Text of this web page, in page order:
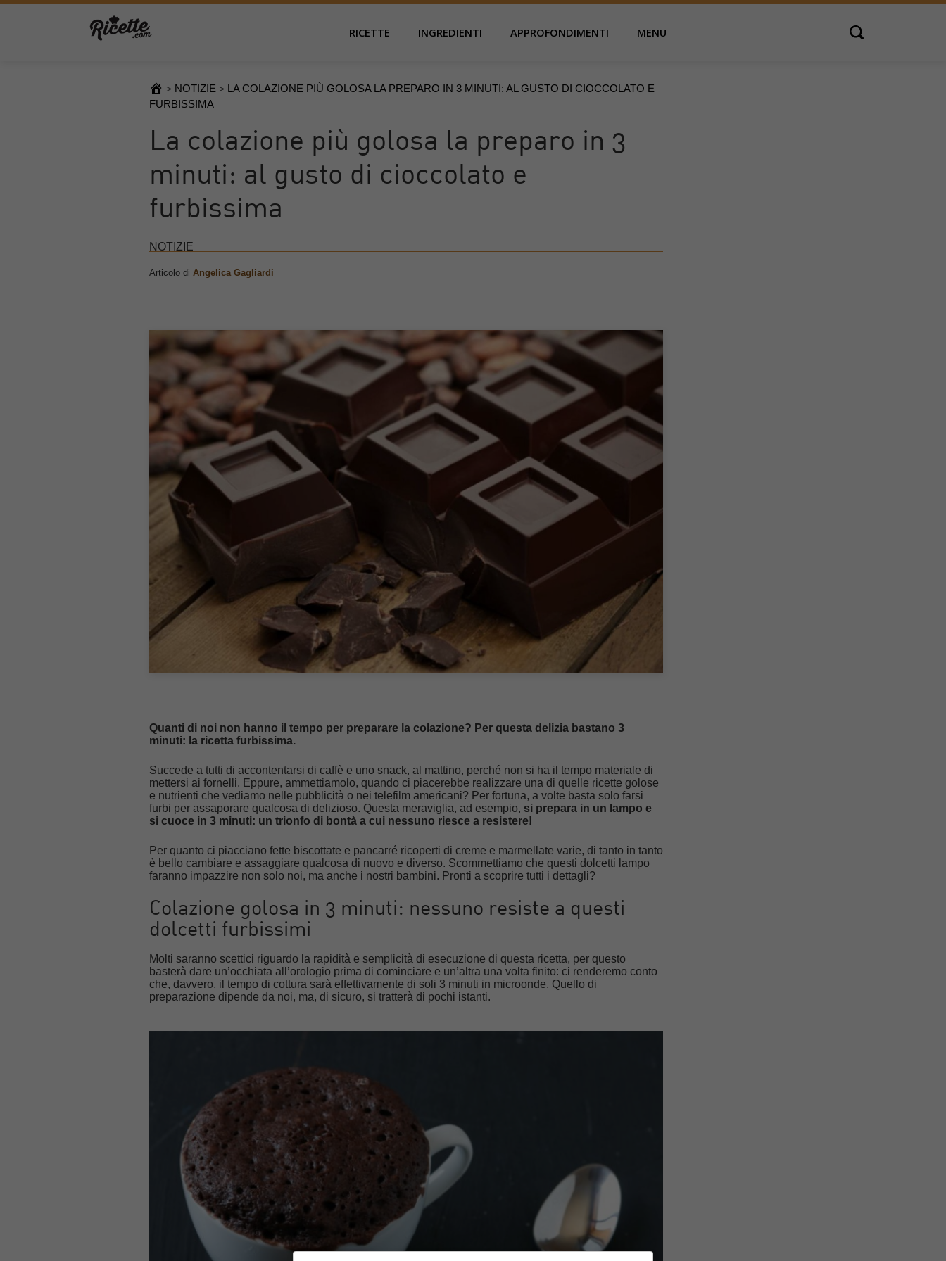
RICETTE INGREDIENTI APPROFONDIMENTI MENU Open search
> NOTIZIE >
LA COLAZIONE PIÙ GOLOSA LA PREPARO IN 3 MINUTI: AL GUSTO DI CIOCCOLATO E
FURBISSIMA
La colazione più golosa la preparo in 3
minuti: al gusto di cioccolato e
furbissima
NOTIZIE
Articolo di Angelica Gagliardi
Quanti di noi non hanno il tempo per preparare la colazione? Per questa delizia bastano 3
minuti: la ricetta furbissima.
Succede a tutti di accontentarsi di caffè e uno snack, al mattino, perché non si ha il tempo materiale di
mettersi ai fornelli. Eppure, ammettiamolo, quando ci piacerebbe realizzare una di quelle ricette golose
e nutrienti che vediamo nelle pubblicità o nei telefilm americani? Per fortuna, a volte basta solo farsi
furbi per assaporare qualcosa di delizioso. Questa meraviglia, ad esempio, si prepara in un lampo e
si cuoce in 3 minuti: un trionfo di bontà a cui nessuno riesce a resistere!
Per quanto ci piacciano fette biscottate e pancarré ricoperti di creme e marmellate varie, di tanto in tanto
è bello cambiare e assaggiare qualcosa di nuovo e diverso. Scommettiamo che questi dolcetti lampo
faranno impazzire non solo noi, ma anche i nostri bambini. Pronti a scoprire tutti i dettagli?
Colazione golosa in 3 minuti: nessuno resiste a questi
dolcetti furbissimi
Molti saranno scettici riguardo la rapidità e semplicità di esecuzione di questa ricetta, per questo
basterà dare un’occhiata all’orologio prima di cominciare e un’altra una volta finito: ci renderemo conto
che, davvero, il tempo di cottura sarà effettivamente di soli 3 minuti in microonde. Quello di
preparazione dipende da noi, ma, di sicuro, si tratterà di pochi istanti.